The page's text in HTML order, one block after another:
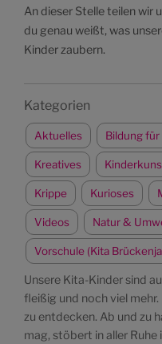
An dieser Stelle teilen wir
du genau weißt, was
Kinder zaubern.
Kategorien
Aktuelles Bildung
Kreatives
Krippe Kurioses
Videos Natur &
Vorschule (Kita
Unsere Kita-Kinder sind
fleißig und noch viel
zu entdecken. Ab und zu
mag, stöbert in aller